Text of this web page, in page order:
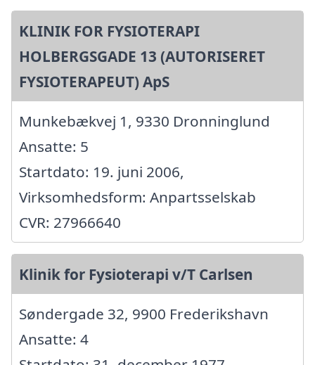
KLINIK FOR FYSIOTERAPI
HOLBERGSGADE 13 (AUTORISERET
FYSIOTERAPEUT) ApS
Munkebækvej 1, 9330 Dronninglund
Ansatte: 5
Startdato: 19. juni 2006,
Virksomhedsform: Anpartsselskab
CVR: 27966640
Klinik for Fysioterapi v/T Carlsen
Søndergade 32, 9900 Frederikshavn
Ansatte: 4